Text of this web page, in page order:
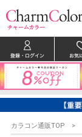
カラコン通販TOP